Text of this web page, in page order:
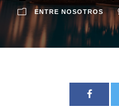
ENTRE NOSOTROS